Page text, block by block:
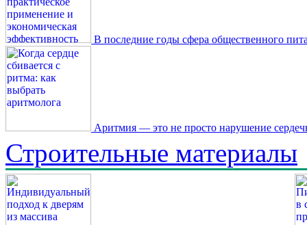
В последние годы сфера общественного
Аритмия — это не просто нарушение
Строительные материалы